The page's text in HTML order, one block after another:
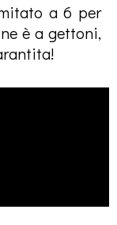
a 6 per
è a gettoni,